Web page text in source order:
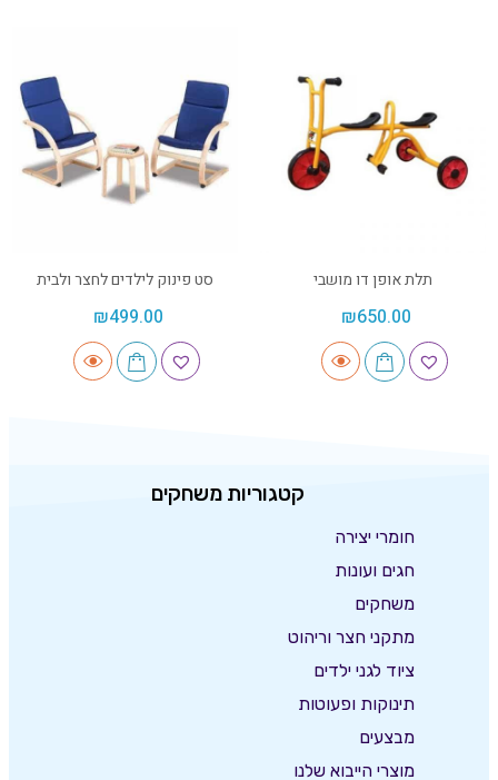
תלת אופן דו מושבי
₪650.00
סט פינוק לילדים לחצר ולבית
₪499.00
קטגוריות משחקים
חומרי יצירה
חגים ועונות
משחקים
מתקני חצר וריהוט
ציוד לגני ילדים
תינוקות ופעוטות
מבצעים
מוצרי הייבוא שלנו